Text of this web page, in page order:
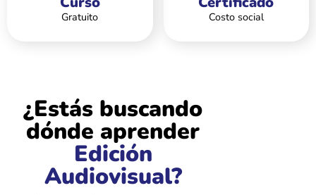
Gratuito Costo social
¿Estás buscando
dónde aprender
Edición
Audiovisual?